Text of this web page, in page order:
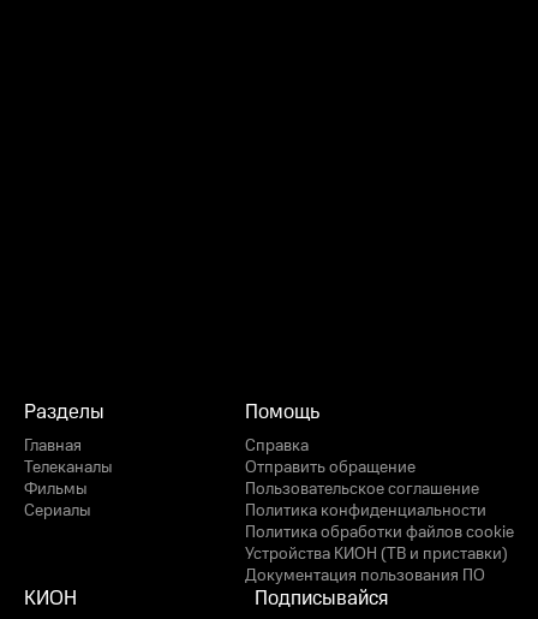
Разделы
Главная
Телеканалы
Фильмы
Сериалы
Помощь
Справка
Отправить обращение
Пользовательское соглашение
Политика конфиденциальности
Политика обработки файлов cookie
Устройства КИОН (ТВ и приставки)
Документация пользования ПО
КИОН Подписывайся